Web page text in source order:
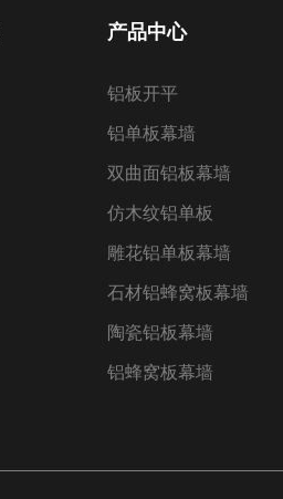
产品中心
铝板开平
铝单板幕墙
双曲面铝板幕墙
仿木纹铝单板
雕花铝单板幕墙
石材铝蜂窝板幕墙
陶瓷铝板幕墙
铝蜂窝板幕墙